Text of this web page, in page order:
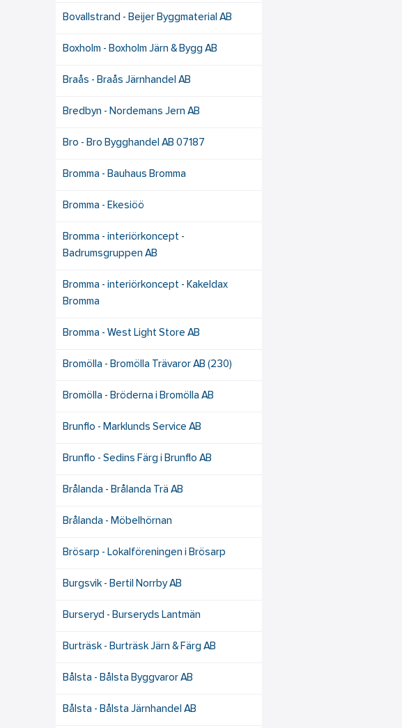
Bovallstrand - Beijer Byggmaterial AB
Boxholm - Boxholm Järn & Bygg AB
Braås - Braås Järnhandel AB
Bredbyn - Nordemans Jern AB
Bro - Bro Bygghandel AB 07187
Bromma - Bauhaus Bromma
Bromma - Ekesiöö
Bromma - interiörkoncept -
Badrumsgruppen AB
Bromma - interiörkoncept - Kakeldax
Bromma
Bromma - West Light Store AB
Bromölla - Bromölla Trävaror AB (230)
Bromölla - Bröderna i Bromölla AB
Brunflo - Marklunds Service AB
Brunflo - Sedins Färg i Brunflo AB
Brålanda - Brålanda Trä AB
Brålanda - Möbelhörnan
Brösarp - Lokalföreningen i Brösarp
Burgsvik - Bertil Norrby AB
Burseryd - Burseryds Lantmän
Burträsk - Burträsk Järn & Färg AB
Bålsta - Bålsta Byggvaror AB
Bålsta - Bålsta Järnhandel AB